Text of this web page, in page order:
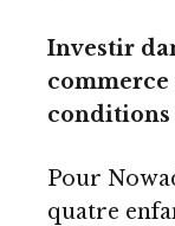
Investir
Pour
quatre